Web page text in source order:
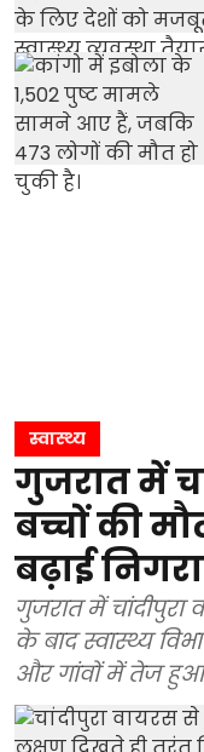
स्वास्थ्य
गुजरात में
बच्चों की
बढ़ाई
गुजरात में चांदीपुरा
के बाद स्वास्थ्य
और गांवों में तेज